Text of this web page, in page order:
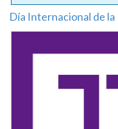
Día Internacional de